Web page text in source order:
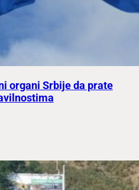
organi Srbije da prate